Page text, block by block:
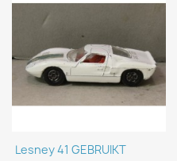
Lesney 41 GEBRUIKT